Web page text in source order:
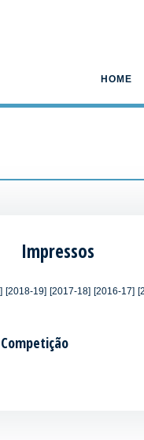
HOME
Impressos
[2018-19] [2017-18] [2016-17]